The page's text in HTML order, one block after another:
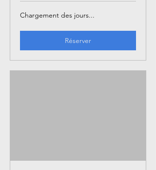
Chargement des jours...
Réserver